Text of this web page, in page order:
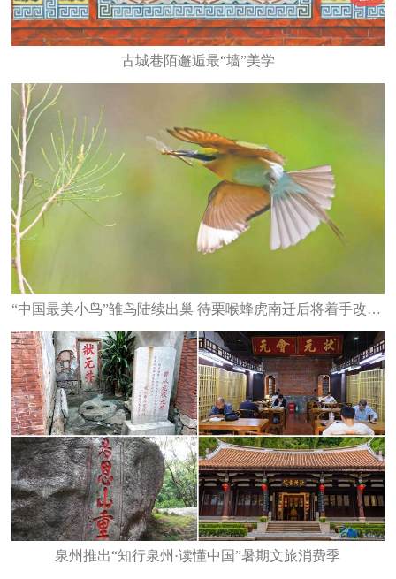
古城巷陌邂逅最“墙”美学
“中国最美小鸟”雏鸟陆续出巢 待栗喉蜂虎南迁后将着手改造栖息地
泉州推出“知行泉州·读懂中国”暑期文旅消费季